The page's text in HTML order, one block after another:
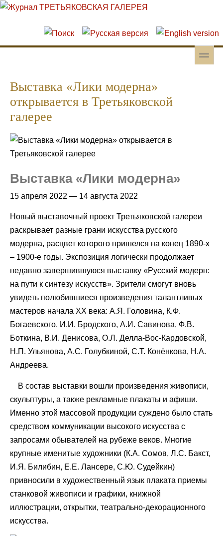
Перейти к основному содержанию
Skip to search
toggle
Выставка «Лики модерна»
открывается в Третьяковской
галерее
Выставка «Лики модерна»
15 апреля 2022 — 14 августа 2022
Новый выставочный проект Третьяковской галереи
раскрывает разные грани искусства русского
модерна, расцвет которого пришелся на конец 1890-х
– 1900-е годы. Экспозиция логически продолжает
недавно завершившуюся выставку «Русский модерн:
на пути к синтезу искусств». Зрители смогут вновь
увидеть полюбившиеся произведения талантливых
мастеров начала ХХ века: А.Я. Головина, К.Ф.
Богаевского, И.И. Бродского, А.И. Савинова, Ф.В.
Боткина, В.И. Денисова, О.Л. Делла-Вос-Кардовской,
Н.П. Ульянова, А.С. Голубкиной, С.Т. Конёнкова, Н.А.
Андреева.
В состав выставки вошли произведения живописи,
скульптуры, а также рекламные плакаты и афиши.
Именно этой массовой продукции суждено было стать
средством коммуникации высокого искусства с
запросами обывателей на рубеже веков. Многие
крупные именитые художники (К.А. Сомов, Л.С. Бакст,
И.Я. Билибин, Е.Е. Лансере, С.Ю. Судейкин)
привносили в художественный язык плаката приемы
станковой живописи и графики, книжной
иллюстрации, открытки, театрально-декорационного
искусства.